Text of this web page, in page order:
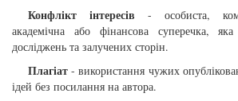
Конфлікт інтересів - особиста,
академічна або фінансова суперечка, яка
досліджень та залучених сторін.
Плагіат - використання чужих
ідей без посилання на автора.